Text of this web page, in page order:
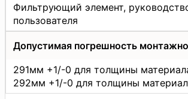
Фильтрующий элемент,
пользователя
Допустимая погрешность
291мм +1/-0 для толщины
292мм +1/-0 для толщины